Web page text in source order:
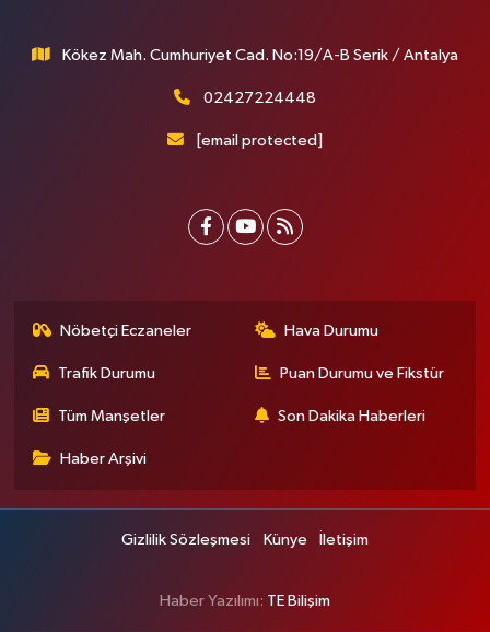
Kökez Mah. Cumhuriyet Cad. No:19/A-B Serik / Antalya
02427224448
[email protected]
Nöbetçi Eczaneler Hava Durumu
Trafik Durumu Puan Durumu ve Fikstür
Tüm Manşetler Son Dakika Haberleri
Haber Arşivi
Gizlilik Sözleşmesi Künye İletişim
Haber Yazılımı: TE Bilişim